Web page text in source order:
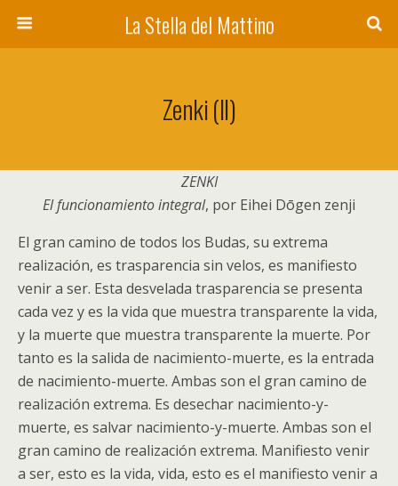
La Stella del Mattino
Zenki (II)
ZENKI
El funcionamiento integral, por Eihei Dōgen zenji
El gran camino de todos los Budas, su extrema
realización, es trasparencia sin velos, es manifiesto
venir a ser. Esta desvelada trasparencia se presenta
cada vez y es la vida que muestra transparente la vida,
y la muerte que muestra transparente la muerte. Por
tanto es la salida de nacimiento-muerte, es la entrada
de nacimiento-muerte. Ambas son el gran camino de
realización extrema. Es desechar nacimiento-y-
muerte, es salvar nacimiento-y-muerte. Ambas son el
gran camino de realización extrema. Manifiesto venir
a ser, esto es la vida, vida, esto es el manifiesto venir a